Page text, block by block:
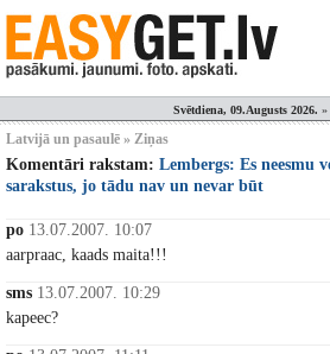
Svētdiena, 09.Augusts 2026. »
Latvijā un pasaulē » Ziņas
Komentāri rakstam: Lembergs: Es neesmu
sarakstus, jo tādu nav un nevar būt
po 13.07.2007. 10:07
aarpraac, kaads maita!!!
sms 13.07.2007. 10:29
kapeec?